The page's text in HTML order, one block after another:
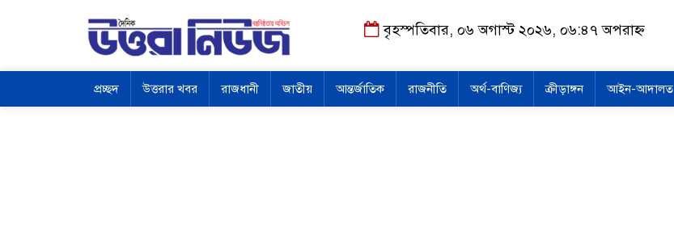
বৃহস্পতিবার, ০৬ অগাস্ট ২০২৬, ০৬:৪৭ অপরাহ্ন
প্রচ্ছদ উত্তরার খবর রাজধানী জাতীয় আন্তর্জাতিক রাজনীতি অর্থ-বাণিজ্য ক্রীড়াঙ্গন আইন-আদালত